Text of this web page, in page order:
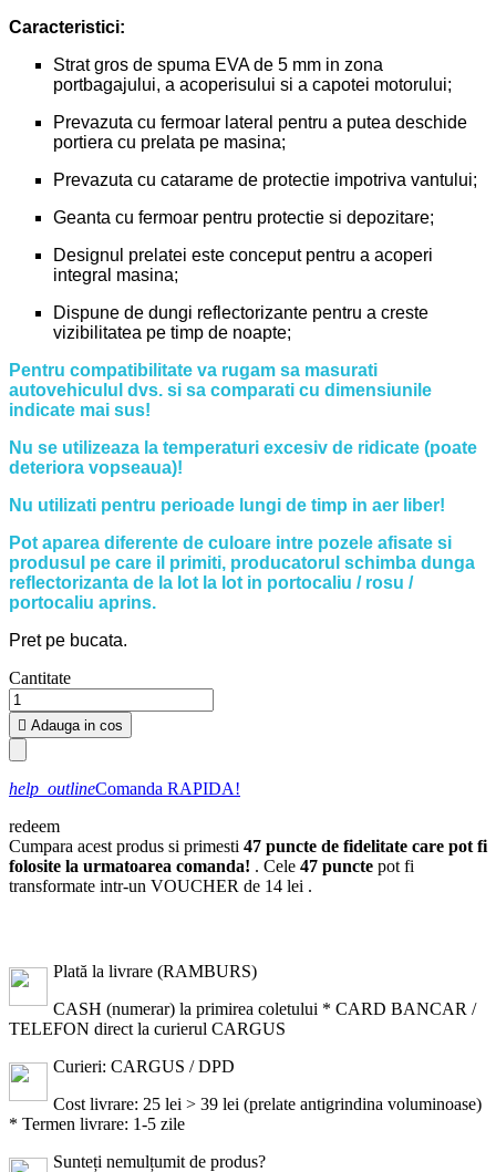
Caracteristici:
Strat gros de spuma EVA de 5 mm in zona
portbagajului, a acoperisului si a capotei motorului;
Prevazuta cu fermoar lateral pentru a putea deschide
portiera cu prelata pe masina;
Prevazuta cu catarame de protectie impotriva vantului;
Geanta cu fermoar pentru protectie si depozitare;
Designul prelatei este conceput pentru a acoperi
integral masina;
Dispune de dungi reflectorizante pentru a creste
vizibilitatea pe timp de noapte;
Pentru compatibilitate va rugam sa masurati
autovehiculul dvs. si sa comparati cu dimensiunile
indicate mai sus!
Nu se utilizeaza la temperaturi excesiv de ridicate (poate
deteriora vopseaua)!
Nu utilizati pentru perioade lungi de timp in aer liber!
Pot aparea diferente de culoare intre pozele afisate si
produsul pe care il primiti, producatorul schimba dunga
reflectorizanta de la lot la lot in portocaliu / rosu /
portocaliu aprins.
Pret pe bucata.
Cantitate
 Adauga in cos
help_outlineComanda RAPIDA!
redeem
Cumpara acest produs si primesti 47 puncte de fidelitate care pot fi
folosite la urmatoarea comanda! . Cele 47 puncte pot fi
transformate intr-un VOUCHER de 14 lei .
Plată la livrare (RAMBURS)
CASH (numerar) la primirea coletului * CARD BANCAR /
TELEFON direct la curierul CARGUS
Curieri: CARGUS / DPD
Cost livrare: 25 lei > 39 lei (prelate antigrindina voluminoase)
* Termen livrare: 1-5 zile
Sunteți nemulțumit de produs?